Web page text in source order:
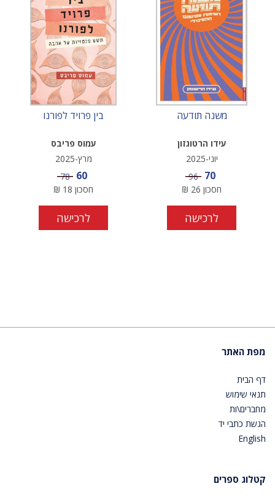
משנה תודעה
עידו הרטוגזון
יוני-2025
מחיר מבצע
70 מחיר
96
חסכון 26
₪
לרכישה
בין פרויד לפורנו
עמוס פריבס
מרץ-2025
מחיר מבצע
60 מחיר
78
חסכון 18
₪
לרכישה
מפת האתר
דף הבית
תנאי שימוש
מחברים\ות
הגשת כתבי יד
English
קטלוג ספרים